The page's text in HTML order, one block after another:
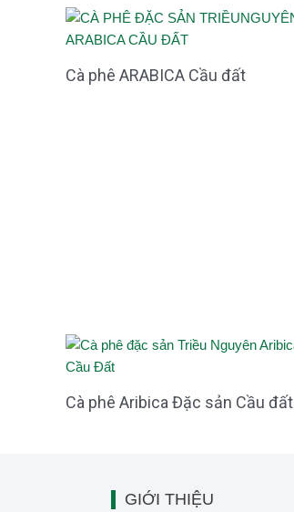
Cà phê ARABICA Cầu đất
Cà phê Aribica Đặc sản Cầu đất
GIỚI THIỆU